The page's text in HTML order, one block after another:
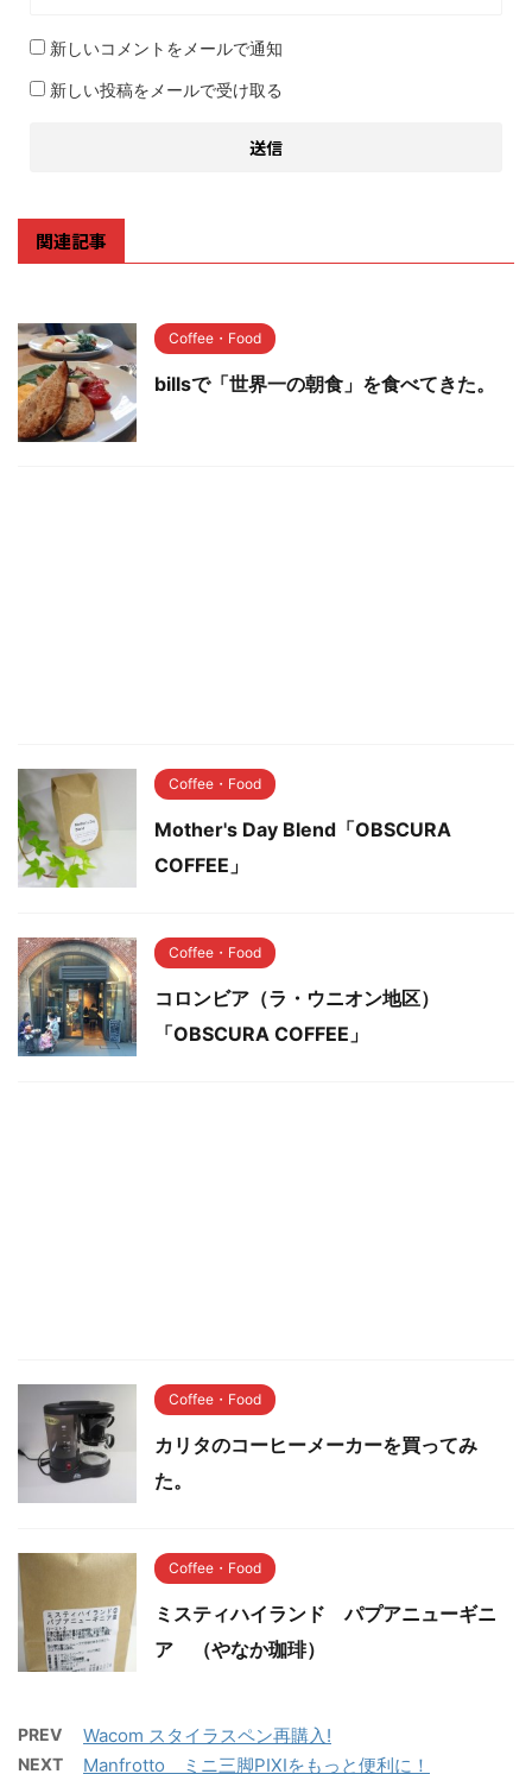
新しいコメントをメールで通知
新しい投稿をメールで受け取る
関連記事
Coffee・Food
billsで「世界一の朝食」を食べてきた。
Coffee・Food
Mother's Day Blend「OBSCURA
COFFEE」
Coffee・Food
コロンビア（ラ・ウニオン地区）
「OBSCURA COFFEE」
Coffee・Food
カリタのコーヒーメーカーを買ってみ
た。
Coffee・Food
ミスティハイランド パプアニューギニ
ア （やなか珈琲）
PREV Wacom スタイラスペン再購入!
NEXT Manfrotto ミニ三脚PIXIをもっと便利に！